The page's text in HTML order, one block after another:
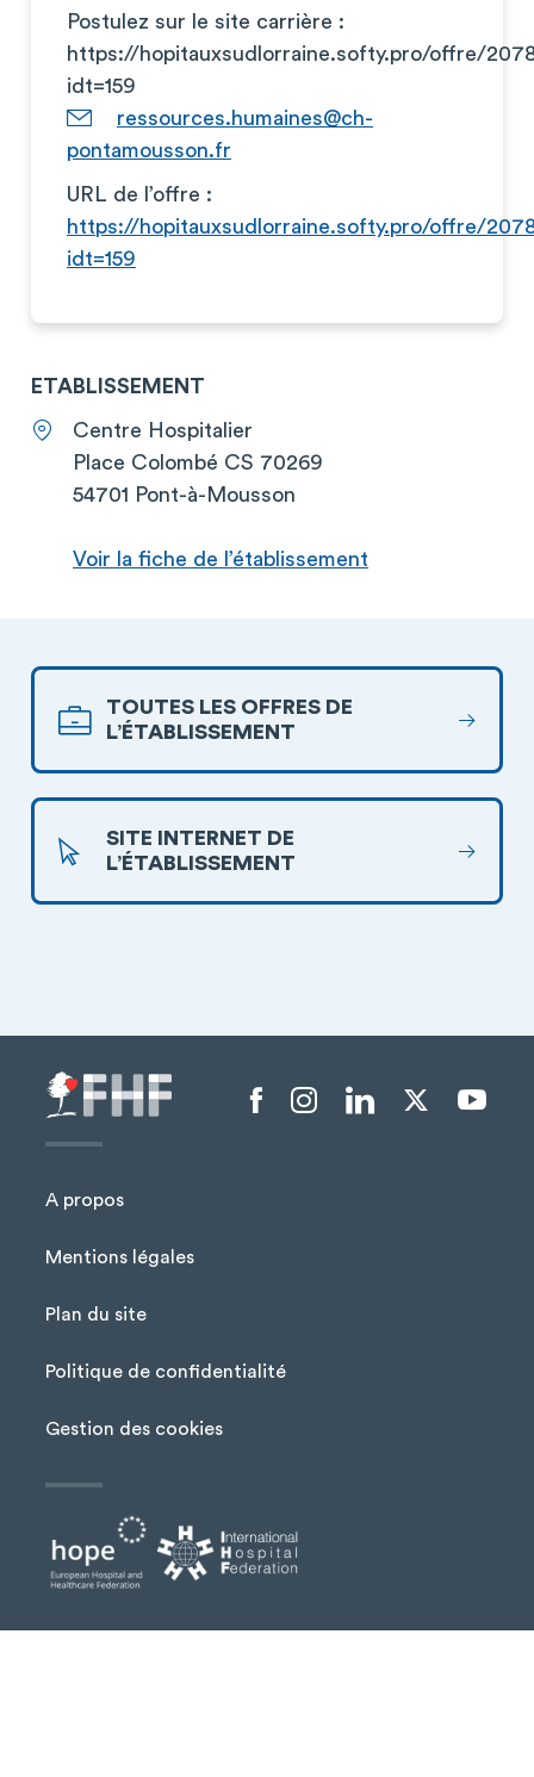
Postulez sur le site carrière :
https://hopitauxsudlorraine.softy.pro/offre/
idt=159
ressources.humaines@ch-
pontamousson.fr
URL de l’offre :
https://hopitauxsudlorraine.softy.pro/offre/
idt=159
ETABLISSEMENT
Centre Hospitalier
Place Colombé CS 70269
54701 Pont-à-Mousson
Voir la fiche de l’établissement
TOUTES LES OFFRES DE
L’ÉTABLISSEMENT
SITE INTERNET DE
L’ÉTABLISSEMENT
Menu Pied de page
A propos
Mentions légales
Plan du site
Politique de confidentialité
Gestion des cookies
Menu liens sociaux